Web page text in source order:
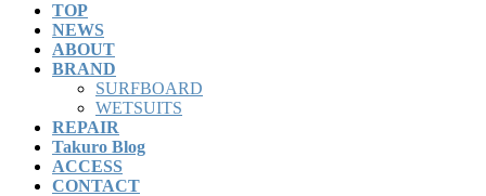
TOP
NEWS
ABOUT
BRAND
SURFBOARD
WETSUITS
REPAIR
Takuro Blog
ACCESS
CONTACT